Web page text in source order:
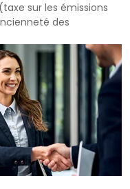
sur les émissions
des